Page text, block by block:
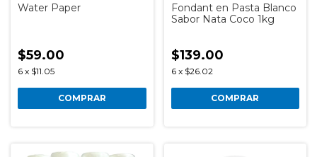
Water Paper
$59.00
6 x $11.05
COMPRAR
Fondant en Pasta Blanco
Sabor Nata Coco 1kg
$139.00
6 x $26.02
COMPRAR